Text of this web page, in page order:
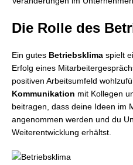
Die Rolle des
Ein gutes Betriebsklima spielt
Erfolg eines
positiven Arbeitsumfeld
Kommunikation mit Kollegen
beitragen, dass deine Ideen im
angenommen werden und du
Weiterentwicklung erhältst.